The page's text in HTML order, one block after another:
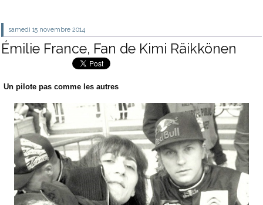
samedi 15 novembre 2014
Émilie France, Fan de Kimi Räikkönen
Un pilote pas comme les autres